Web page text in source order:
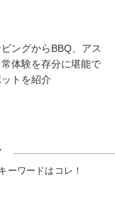
ングからBBQ、アス
体験を存分に堪能で
トを紹介
ーワードはコレ！